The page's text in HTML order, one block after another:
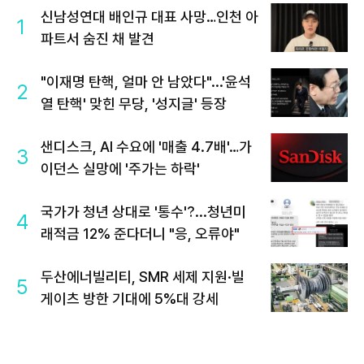
1
신남성연대 배인규 대표 사망…인천 아
파트서 숨진 채 발견
2
"이재명 탄핵, 얼마 안 남았다"...'윤석
열 탄핵' 맞힌 무당, '성지글' 등장
3
샌디스크, AI 수요에 '매출 4.7배'…가
이던스 실망에 '주가는 하락'
4
국가가 청년 상대로 '통수'?...청년미
래적금 12% 준다더니 "응, 오류야"
5
두산에너빌리티, SMR 세제 지원·빌
게이츠 방한 기대에 5%대 강세